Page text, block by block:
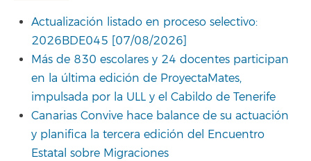
Actualización listado en proceso selectivo:
2026BDE045 [07/08/2026]
Más de 830 escolares y 24 docentes participan
en la última edición de ProyectaMates,
impulsada por la ULL y el Cabildo de Tenerife
Canarias Convive hace balance de su actuación
y planifica la tercera edición del Encuentro
Estatal sobre Migraciones